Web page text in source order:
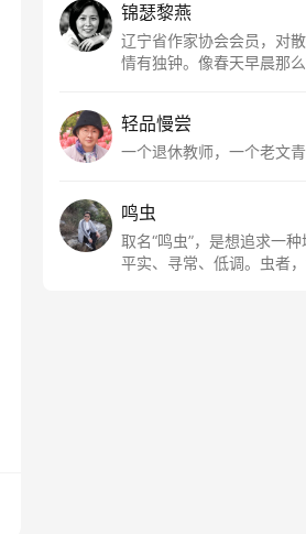
根所在，我用文字慢慢认识
慢熟悉你。
锦瑟黎燕
辽宁省作家协会会员，对
情有独钟。像春天早晨那
轻品慢尝
一个退休教师，一个老文
鸣虫
取名“鸣虫”，是想追求一种
平实、寻常、低调。虫者